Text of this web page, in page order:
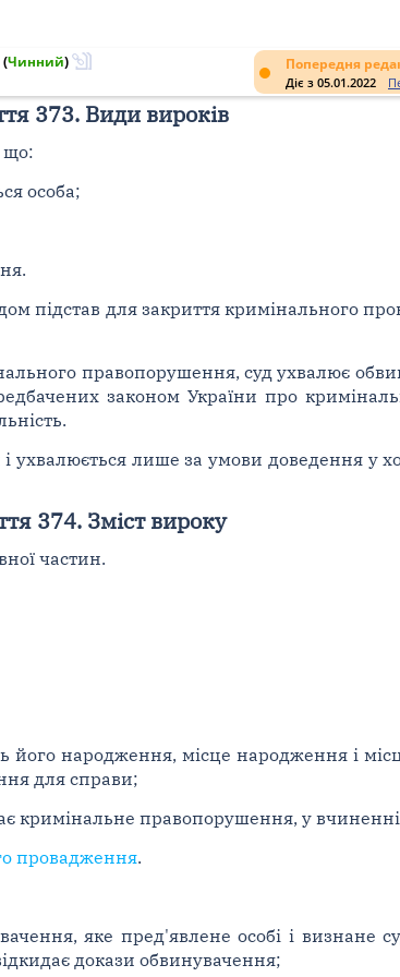
Попередня
Діє з 05.01.2022
(Чинний)